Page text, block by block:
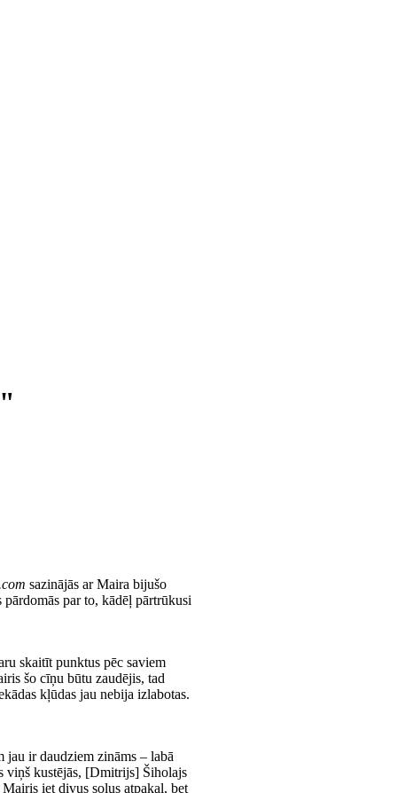
sazinājās ar Maira bijušo
par to, kādēļ pārtrūkusi
skaitīt punktus pēc saviem
šo cīņu būtu zaudējis, tad
kļūdas jau nebija izlabotas.
jau ir daudziem zināms – labā
viņš kustējās, [Dmitrijs] Šiholajs
iet divus soļus atpakaļ, bet